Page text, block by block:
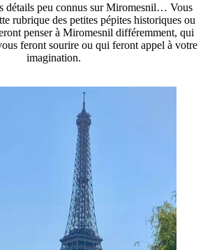
détails peu connus sur Miromesnil… Vous
rubrique des petites pépites historiques ou
penser à Miromesnil différemment, qui
feront sourire ou qui feront appel à votre
imagination.